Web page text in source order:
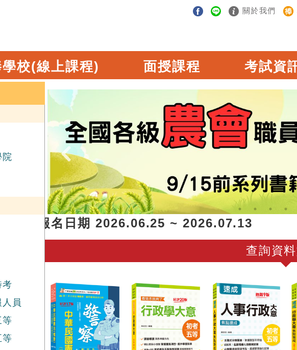
關於我們
校(線上課程) 面授課程 考試資
院
考
員
等
等
報名日期 2026.06.25 ~ 2026.07.13 【報
查詢資